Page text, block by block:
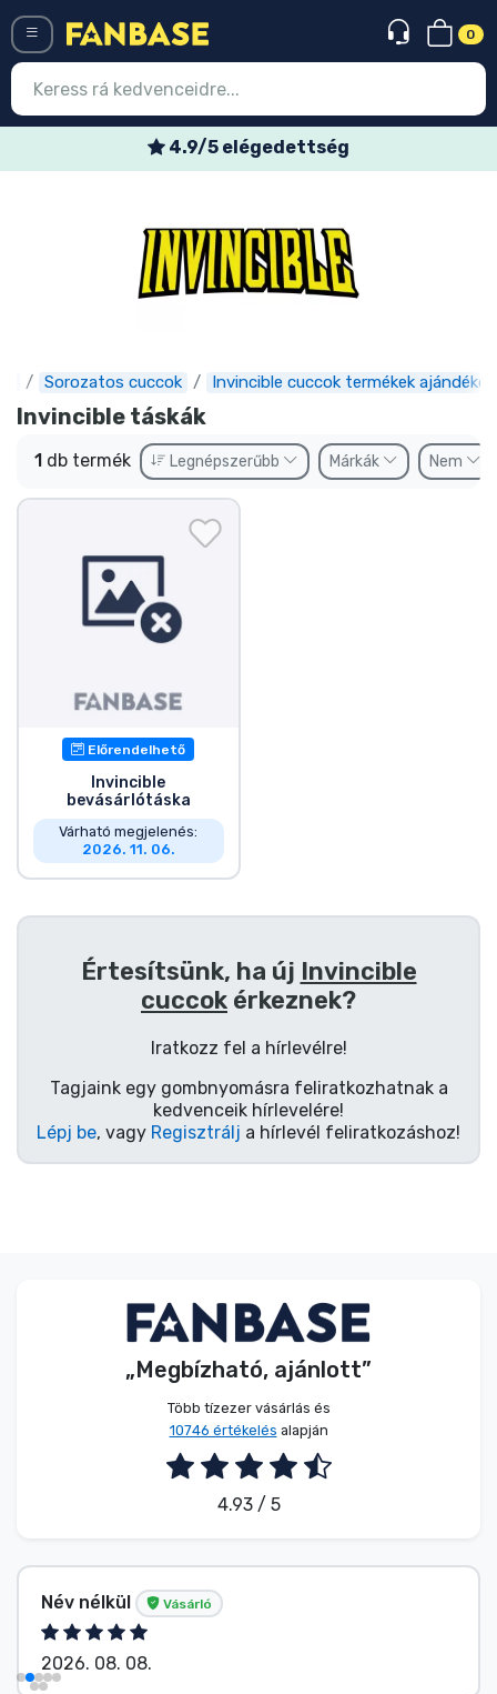
0
4.9/5 elégedettség
Sorozatos cuccok Invincible cuccok termékek ajándékok
Invincible táskák
1 db termék Legnépszerűbb Márkák Nem
Előrendelhető
Invincible
bevásárlótáska
Várható megjelenés:
2026. 11. 06.
Értesítsünk, ha új Invincible
cuccok érkeznek?
Iratkozz fel a hírlevélre!
Tagjaink egy gombnyomásra feliratkozhatnak a
kedvenceik hírlevelére!
Lépj be, vagy Regisztrálj a hírlevél feliratkozáshoz!
„Megbízható, ajánlott”
Több tízezer vásárlás és
10746 értékelés alapján
4.93 / 5
Név nélkül Vásárló
2026. 08. 08.
Legújabb cuccok
Akciós ajánlatok
Előrendelhető cuccok
Outlet cuccok
Ajándékkártya
Szállítás és fizetés
Sorozatos cuccok
Filmes cuccok
Mesés cuccok
Animés cuccok
Gamer cuccok
Zenés cuccok
Terméktípusok
Márkák